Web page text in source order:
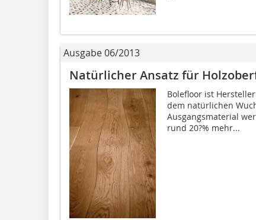
Ausgabe 06/2013
Natürlicher Ansatz für
Bolefloor ist
dem natürlichen
Ausgangsmaterial
rund 20?% mehr...